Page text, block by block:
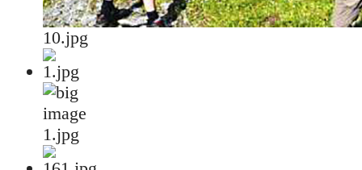
10.jpg
1.jpg